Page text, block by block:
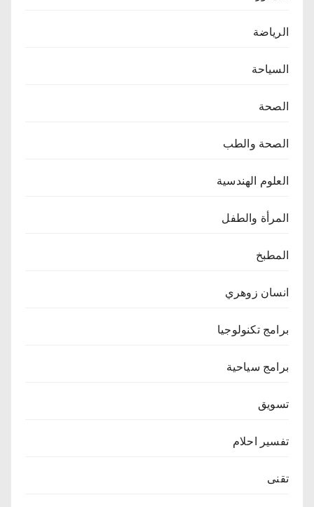
الرياضة
السياحة
الصحة
الصحة والطب
العلوم الهندسية
المرأة والطفل
المطبخ
انسان زوهري
برامج تكنولوجيا
برامج سياحية
تسويق
تفسير احلام
تقنى